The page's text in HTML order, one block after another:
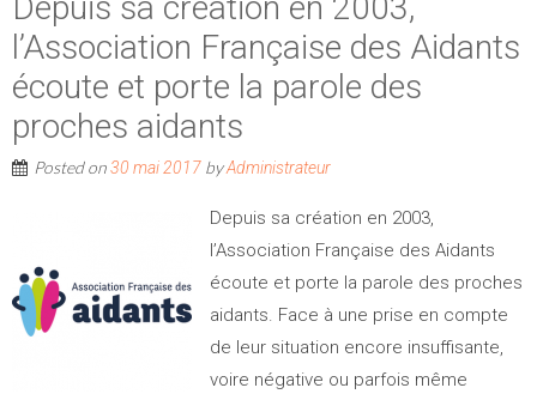
Depuis sa création en 2003,
l’Association Française des Aidants
écoute et porte la parole des
proches aidants
Posted on30 mai 2017 byAdministrateur
Depuis sa création en 2003,
l’Association Française des Aidants
écoute et porte la parole des proches
aidants. Face à une prise en compte
de leur situation encore insuffisante,
voire négative ou parfois même